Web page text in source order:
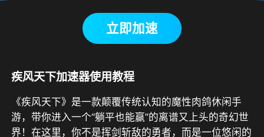
立即加速
疾风天下加速器使用教程
《疾风天下》 是一款颠覆传统认知的魔性肉鸽休闲手
游，带你进入一个“躺平也能赢”的离谱又上头的奇幻世
界！在这里，你不是挥剑斩敌的勇者，而是一位悠闲的